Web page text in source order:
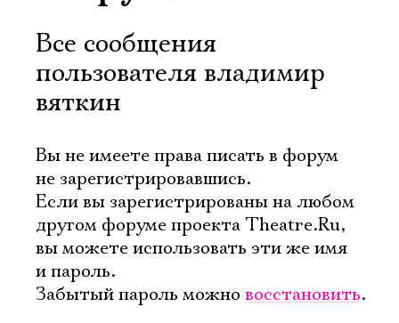
Все сообщения
пользователя владимир
вяткин
Вы не имеете права писать в форум
не зарегистрировавшись.
Если вы зарегистрированы на любом
другом форуме проекта Theatre.Ru,
вы можете использовать эти же имя
и пароль.
Забытый пароль можно восстановить.